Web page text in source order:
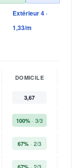
Extérieur 4 ·
1,33/m
DOMICILE
3,67
100% 3/3
67% 2/3
2/3